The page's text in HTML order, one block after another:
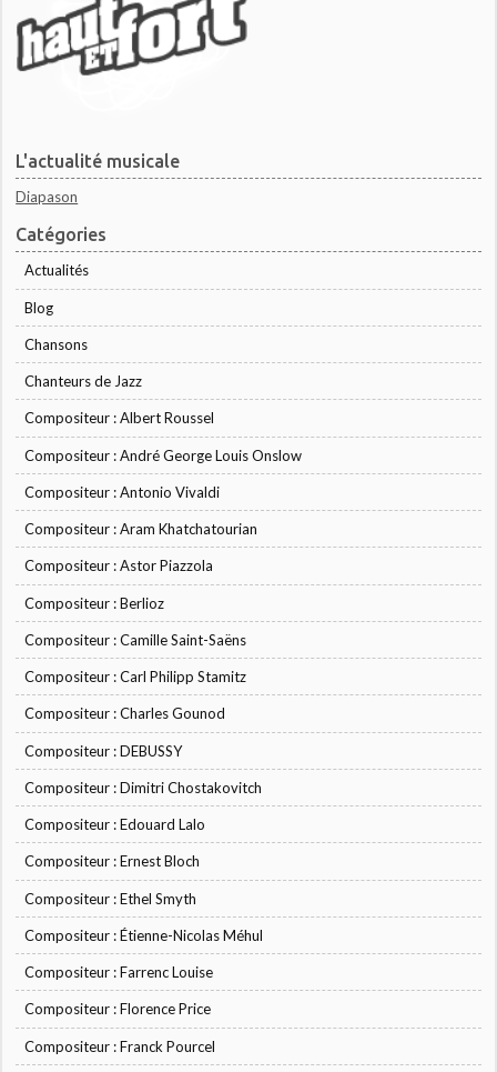
L'actualité musicale
Diapason
Catégories
Actualités
Blog
Chansons
Chanteurs de Jazz
Compositeur : Albert Roussel
Compositeur : André George Louis Onslow
Compositeur : Antonio Vivaldi
Compositeur : Aram Khatchatourian
Compositeur : Astor Piazzola
Compositeur : Berlioz
Compositeur : Camille Saint-Saëns
Compositeur : Carl Philipp Stamitz
Compositeur : Charles Gounod
Compositeur : DEBUSSY
Compositeur : Dimitri Chostakovitch
Compositeur : Edouard Lalo
Compositeur : Ernest Bloch
Compositeur : Ethel Smyth
Compositeur : Étienne-Nicolas Méhul
Compositeur : Farrenc Louise
Compositeur : Florence Price
Compositeur : Franck Pourcel